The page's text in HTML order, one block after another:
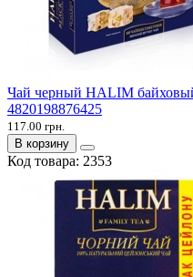
Чай черный HALIM
4820198876425
117.00 грн.
В корзину
Код товара: 2353